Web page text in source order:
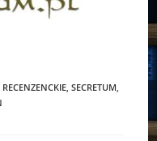
RECENZENCKIE SECRETUM